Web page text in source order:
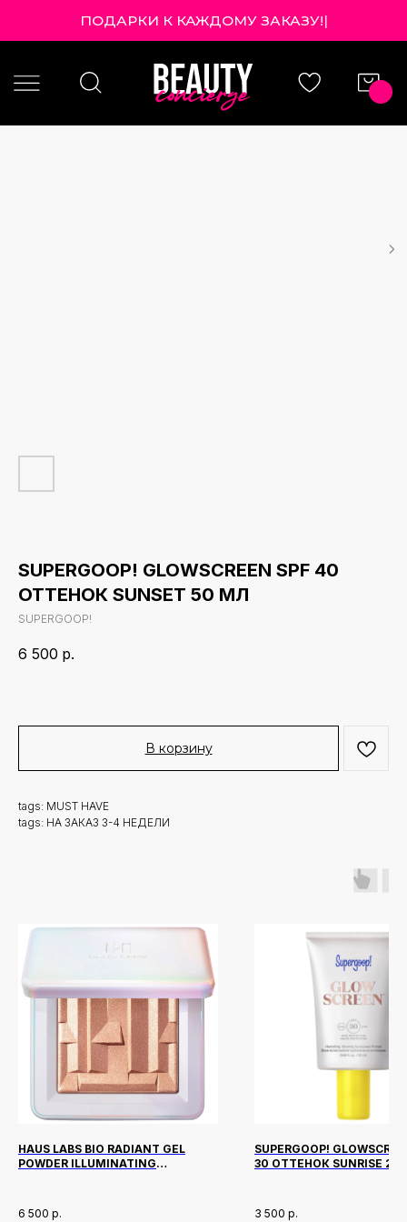
ПОДАРКИ К КАЖДОМУ ЗАКАЗУ!|
SUPERGOOP! GLOWSCREEN SPF 40
ОТТЕНОК SUNSET‎ 50 МЛ
SUPERGOOP!
6 500 р.
В корзину
tags: MUST HAVE
tags: НА ЗАКАЗ 3-4 НЕДЕЛИ
HAUS LABS BIO RADIANT GEL
POWDER ILLUMINATING
6 500 р.
SUPERGOOP!
30 ОТТЕНОК SUNRISE
3 500 р.